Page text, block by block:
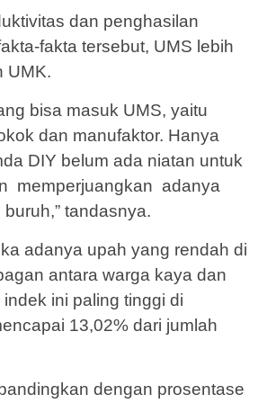
dan penghasilan
fakta tersebut, UMS lebih
UMK.
bisa masuk UMS, yaitu
dan manufaktor. Hanya
DIY belum ada niatan untuk
memperjuangkan adanya
tandasnya.
adanya upah yang rendah di
antara warga kaya dan
ini paling tinggi di
13,02% dari jumlah
dengan prosentase